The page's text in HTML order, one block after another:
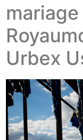
mariage
Urbex